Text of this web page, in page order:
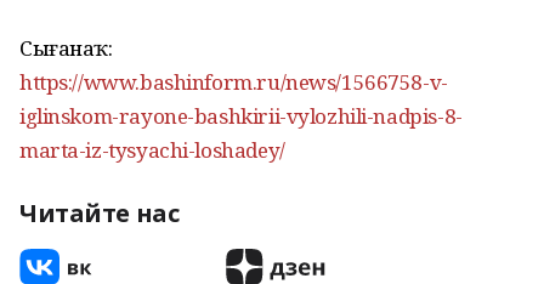
Сығанаҡ:
https://www.bashinform.ru/news/1566758-v-
iglinskom-rayone-bashkirii-vylozhili-nadpis-8-
marta-iz-tysyachi-loshadey/
Читайте нас